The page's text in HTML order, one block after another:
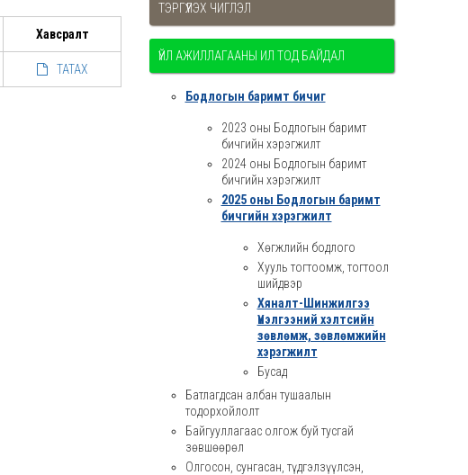
Хавсралт
ТАТАХ
ТЭРГҮҮЛЭХ ЧИГЛЭЛ
ҮЙЛ АЖИЛЛАГААНЫ ИЛ ТОД БАЙДАЛ
Бодлогын баримт бичиг
2023 оны Бодлогын баримт
бичгийн хэрэгжилт
2024 оны Бодлогын баримт
бичгийн хэрэгжилт
2025 оны Бодлогын баримт
бичгийн хэрэгжилт
Хөгжлийн бодлого
Хууль тогтоомж, тогтоол
шийдвэр
Хяналт-Шинжилгээ
Үнэлгээний хэлтсийн
зөвлөмж, зөвлөмжийн
хэрэгжилт
Бусад
Батлагдсан албан тушаалын
тодорхойлолт
Байгууллагаас олгож буй тусгай
зөвшөөрөл
Олгосон, сунгасан, түдгэлзүүлсэн,